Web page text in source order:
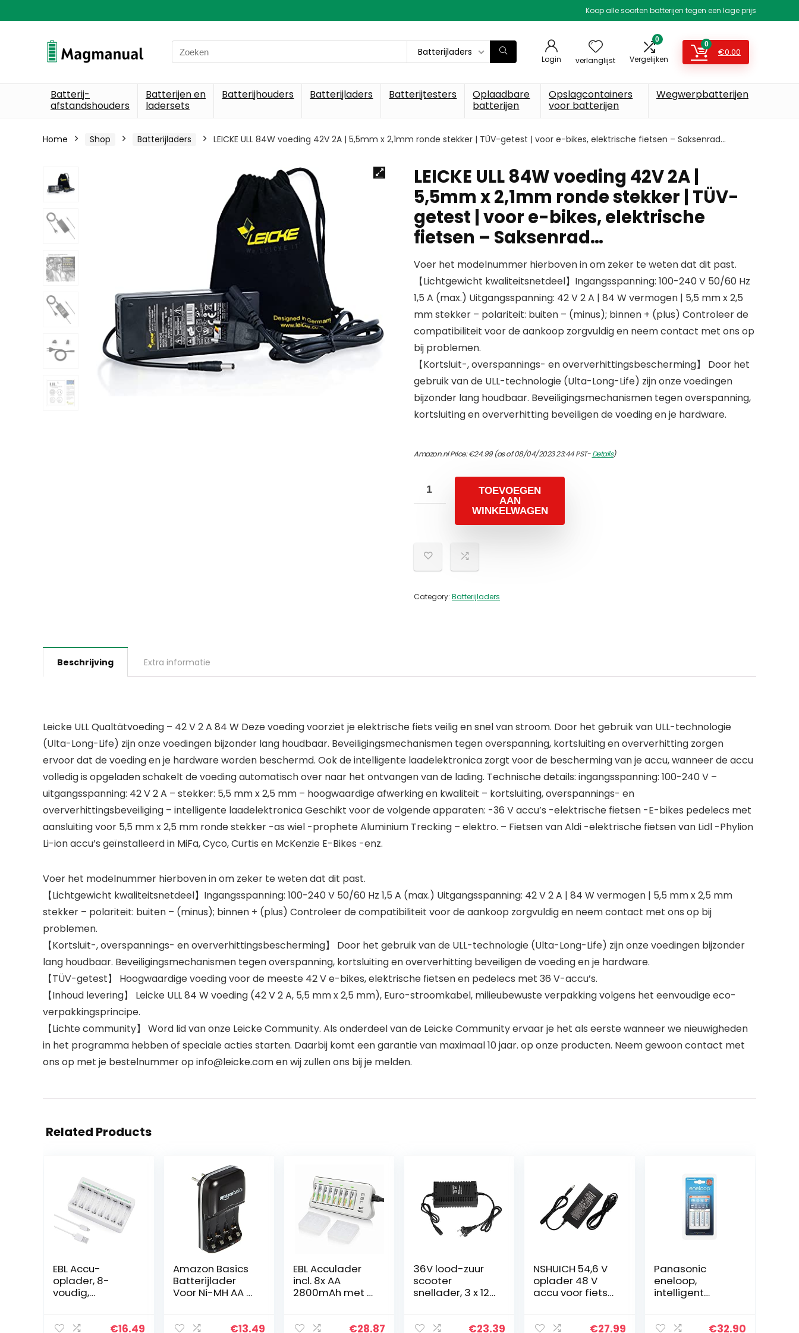
Koop alle soorten batterijen tegen een lage prijs
Search
for:
Batterijladers
Login verlanglijst
0
Vergelijken
0
€0.00
Batterij-
afstandshouders
Batterijen en
ladersets
Batterijhouders Batterijladers Batterijtesters
Oplaadbare
batterijen
Opslagcontainers
voor batterijen
Wegwerpbatterijen
Home Shop Batterijladers LEICKE ULL 84W voeding 42V 2A | 5,5mm x 2,1mm ronde stekker | TÜV-getest | voor e-bikes, elektrische fietsen – Saksenrad…
LEICKE ULL 84W voeding 42V 2A |
5,5mm x 2,1mm ronde stekker | TÜV-
getest | voor e-bikes, elektrische
fietsen – Saksenrad…
Voer het modelnummer hierboven in om zeker te weten dat dit past.
【Lichtgewicht kwaliteitsnetdeel】Ingangsspanning: 100-240 V 50/60 Hz
1,5 A (max.) Uitgangsspanning: 42 V 2 A | 84 W vermogen | 5,5 mm x 2,5
mm stekker – polariteit: buiten – (minus); binnen + (plus) Controleer de
compatibiliteit voor de aankoop zorgvuldig en neem contact met ons op
bij problemen.
【Kortsluit-, overspannings- en oververhittingsbescherming】 Door het
gebruik van de ULL-technologie (Ulta-Long-Life) zijn onze voedingen
bijzonder lang houdbaar. Beveiligingsmechanismen tegen overspanning,
kortsluiting en oververhitting beveiligen de voeding en je hardware.
Amazon.nl Price:€24.99(as of 08/04/2023 23:44 PST-Details)
TOEVOEGEN
AAN
WINKELWAGEN
Category: Batterijladers
Beschrijving Extra informatie
Leicke ULL Qualtätvoeding – 42 V 2 A 84 W Deze voeding voorziet je elektrische fiets veilig en snel van stroom. Door het gebruik van ULL-technologie
(Ulta-Long-Life) zijn onze voedingen bijzonder lang houdbaar. Beveiligingsmechanismen tegen overspanning, kortsluiting en oververhitting zorgen
ervoor dat de voeding en je hardware worden beschermd. Ook de intelligente laadelektronica zorgt voor de bescherming van je accu, wanneer de accu
volledig is opgeladen schakelt de voeding automatisch over naar het ontvangen van de lading. Technische details: ingangsspanning: 100-240 V –
uitgangsspanning: 42 V 2 A – stekker: 5,5 mm x 2,5 mm – hoogwaardige afwerking en kwaliteit – kortsluiting, overspannings- en
oververhittingsbeveiliging – intelligente laadelektronica Geschikt voor de volgende apparaten: -36 V accu’s -elektrische fietsen -E-bikes pedelecs met
aansluiting voor 5,5 mm x 2,5 mm ronde stekker -as wiel -prophete Aluminium Trecking – elektro. – Fietsen van Aldi -elektrische fietsen van Lidl -Phylion
Li-ion accu’s geïnstalleerd in MiFa, Cyco, Curtis en McKenzie E-Bikes -enz.
Voer het modelnummer hierboven in om zeker te weten dat dit past.
【Lichtgewicht kwaliteitsnetdeel】Ingangsspanning: 100-240 V 50/60 Hz 1,5 A (max.) Uitgangsspanning: 42 V 2 A | 84 W vermogen | 5,5 mm x 2,5 mm
stekker – polariteit: buiten – (minus); binnen + (plus) Controleer de compatibiliteit voor de aankoop zorgvuldig en neem contact met ons op bij
problemen.
【Kortsluit-, overspannings- en oververhittingsbescherming】 Door het gebruik van de ULL-technologie (Ulta-Long-Life) zijn onze voedingen bijzonder
lang houdbaar. Beveiligingsmechanismen tegen overspanning, kortsluiting en oververhitting beveiligen de voeding en je hardware.
【TÜV-getest】 Hoogwaardige voeding voor de meeste 42 V e-bikes, elektrische fietsen en pedelecs met 36 V-accu’s.
【Inhoud levering】 Leicke ULL 84 W voeding (42 V 2 A, 5,5 mm x 2,5 mm), Euro-stroomkabel, milieubewuste verpakking volgens het eenvoudige eco-
verpakkingsprincipe.
【Lichte community】 Word lid van onze Leicke Community. Als onderdeel van de Leicke Community ervaar je het als eerste wanneer we nieuwigheden
in het programma hebben of speciale acties starten. Daarbij komt een garantie van maximaal 10 jaar. op onze producten. Neem gewoon contact met
ons op met je bestelnummer op info@leicke.com en wij zullen ons bij je melden.
Related Products
EBL Accu-
oplader, 8-
voudig,
CD batterijen,
€16.49
Amazon Basics
Batterijlader
Voor Ni-MH AA /
Apparaten
€13.49
EBL Acculader
incl. 8x AA
2800mAh met 2
AA, AAA, Ni-MH
€28.87
36V lood-zuur
scooter
snellader, 3 x 12V
pins stekker,€23.39
NSHUICH 54,6 V
oplader 48 V
accu voor fiets
batterijen
€27.99
Panasonic
eneloop,
intelligent
NiMH-accu’s
€32.90